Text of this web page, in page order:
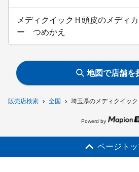
販売店検索 全国 埼玉県のメディクイッ
メディクイックＨ頭皮のメディ
ー つめかえ
地図で店舗を
Powerd by
ページト